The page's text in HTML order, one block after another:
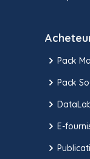
Pack
Pack
E-